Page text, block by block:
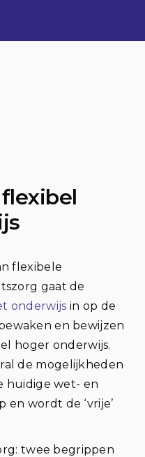
flexibele
gaat de
onderwijs in op de
en bewijzen
hoger onderwijs.
de mogelijkheden
huidige wet- en
wordt de ‘vrije’
twee begrippen